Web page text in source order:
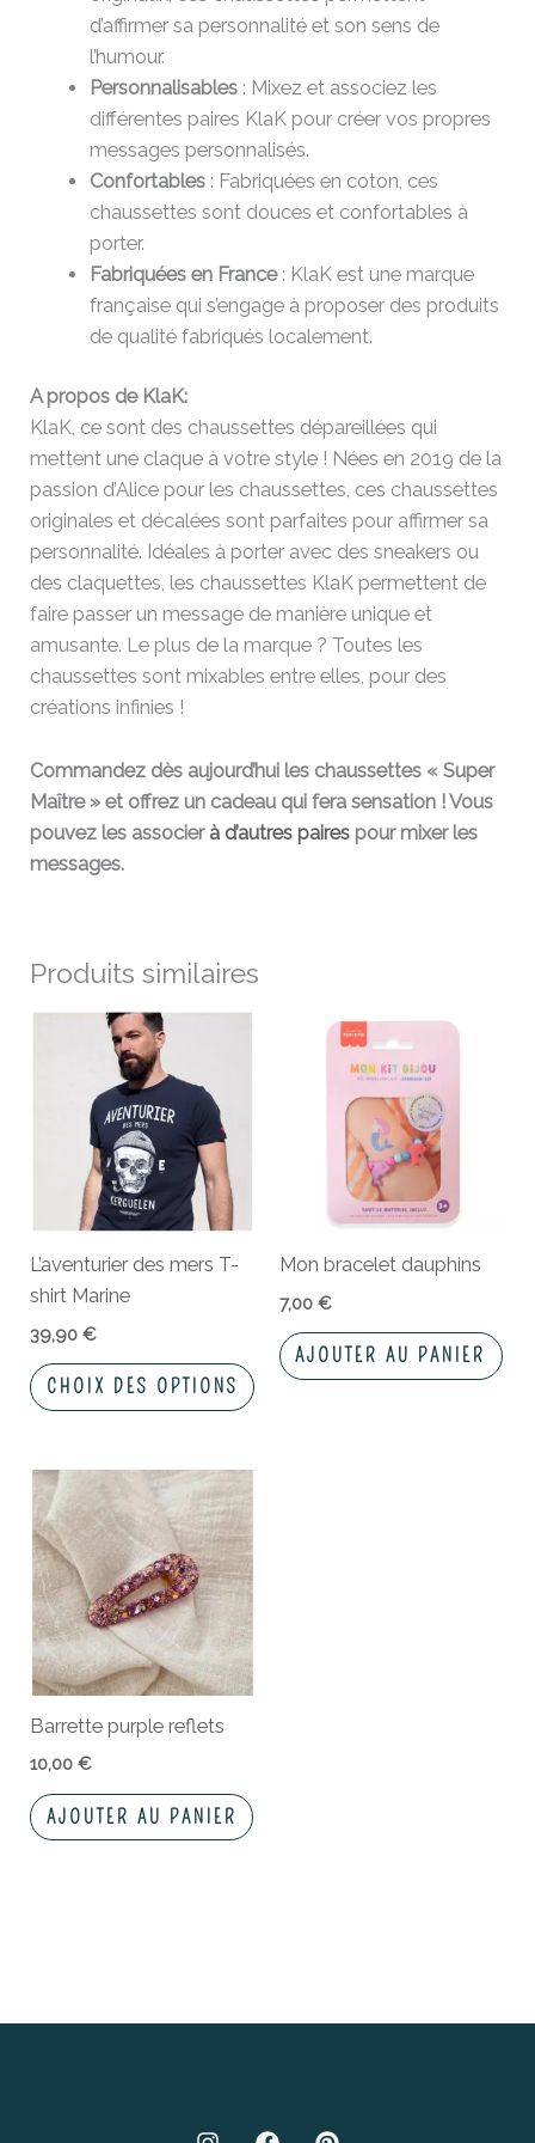
d’affirmer sa personnalité et son sens de
l’humour.
Personnalisables: Mixez et associez les
différentes paires KlaK pour créer vos propres
messages personnalisés.
Confortables: Fabriquées en coton, ces
chaussettes sont douces et confortables à
porter.
Fabriquées en France: KlaK est une marque
française qui s’engage à proposer des produits
de qualité fabriqués localement.
A propos de KlaK:
KlaK, ce sont des chaussettes dépareillées qui
mettent une claque à votre style ! Nées en 2019 de la
passion d’Alice pour les chaussettes, ces chaussettes
originales et décalées sont parfaites pour affirmer sa
personnalité. Idéales à porter avec des sneakers ou
des claquettes, les chaussettes KlaK permettent de
faire passer un message de manière unique et
amusante. Le plus de la marque ? Toutes les
chaussettes sont mixables entre elles, pour des
créations infinies !
Commandez dès aujourd’hui les chaussettes « Super
Maître » et offrez un cadeau qui fera sensation ! Vous
pouvez les associer à d’autres paires pour mixer les
messages.
Produits similaires
L’aventurier des mers T-
shirt Marine
39,90€
CHOIX DES OPTIONS
être
choisies
page
Mon bracelet dauphins
7,00 €
AJOUTER AU PANIER
Barrette purple reflets
10,00€
AJOUTER AU PANIER